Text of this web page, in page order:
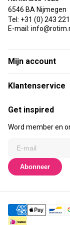
6546 BA Nijmegen
Tel: +31 (0) 243
E-mail:
Mijn account
Klantenservice
Get inspired
Word member en
Abonneer